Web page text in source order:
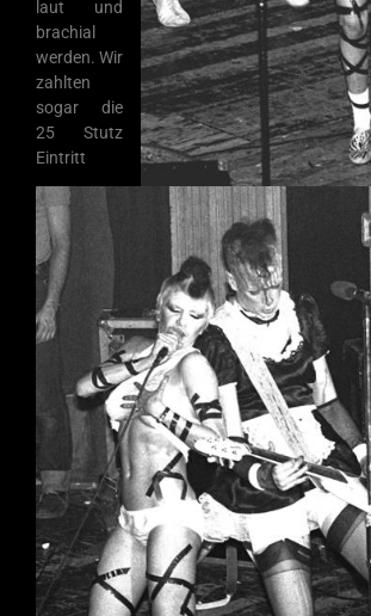
laut und
brachial
werden. Wir
zahlten
sogar die
25 Stutz
Eintritt